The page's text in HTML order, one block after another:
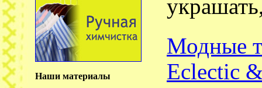
Наши материалы
Модные
Eclectic